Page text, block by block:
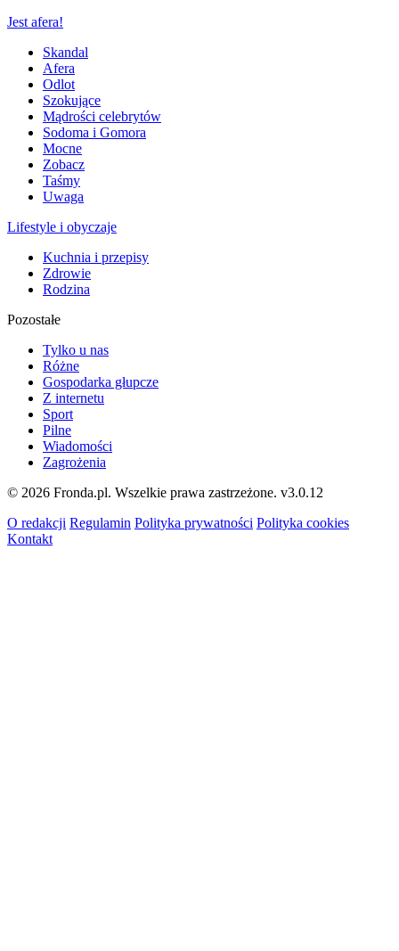
Jest afera!
Skandal
Afera
Odlot
Szokujące
Mądrości celebrytów
Sodoma i Gomora
Mocne
Zobacz
Taśmy
Uwaga
Lifestyle i obyczaje
Kuchnia i przepisy
Zdrowie
Rodzina
Pozostałe
Tylko u nas
Różne
Gospodarka głupcze
Z internetu
Sport
Pilne
Wiadomości
Zagrożenia
© 2026 Fronda.pl. Wszelkie prawa zastrzeżone. v3.0.12
O redakcji Regulamin Polityka prywatności Polityka cookies
Kontakt